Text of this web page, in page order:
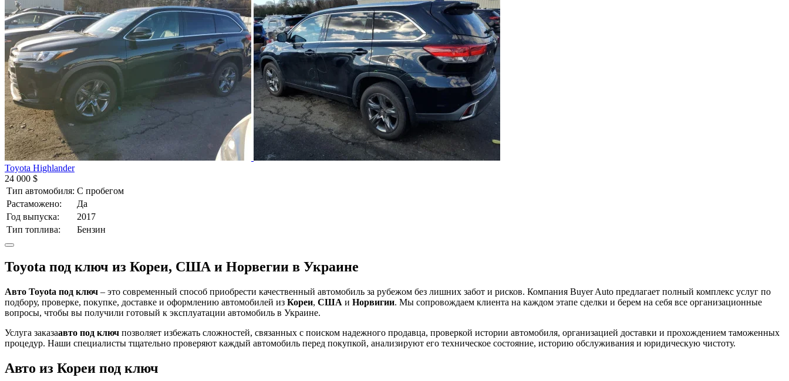
Toyota Highlander
24 000 $
Тип автомобиля: С пробегом
Растаможено:
Да
Год выпуска:
2017
Тип топлива:
Бензин
Toyota под ключ из Кореи, США и Норвегии в Украине
Авто Toyota под ключ – это современный способ приобрести качественный автомобиль за рубежом без лишних забот и рисков. Компания Buyer Auto предлагает полный комплекс услуг по
подбору, проверке, покупке, доставке и оформлению автомобилей из Кореи, США и Норвигии. Мы сопровождаем клиента на каждом этапе сделки и берем на себя все организационные
вопросы, чтобы вы получили готовый к эксплуатации автомобиль в Украине.
Услуга заказаавто под ключ позволяет избежать сложностей, связанных с поиском надежного продавца, проверкой истории автомобиля, организацией доставки и прохождением таможенных
процедур. Наши специалисты тщательно проверяют каждый автомобиль перед покупкой, анализируют его техническое состояние, историю обслуживания и юридическую чистоту.
Авто из Кореи под ключ